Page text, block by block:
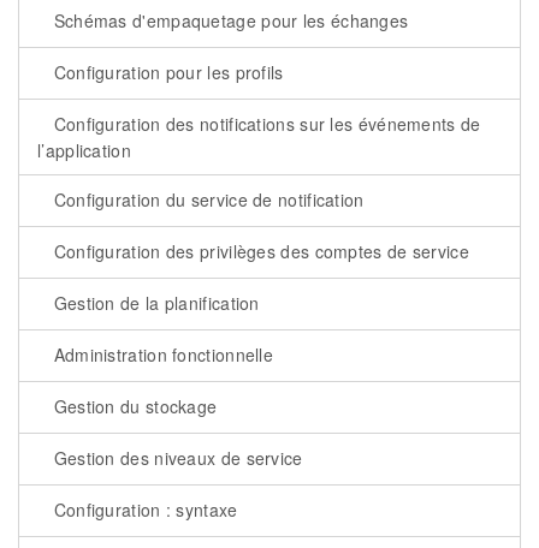
Schémas d'empaquetage pour les échanges
Configuration pour les profils
Configuration des notifications sur les événements de
l’application
Configuration du service de notification
Configuration des privilèges des comptes de service
Gestion de la planification
Administration fonctionnelle
Gestion du stockage
Gestion des niveaux de service
Configuration : syntaxe